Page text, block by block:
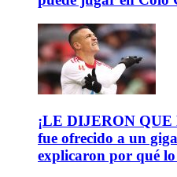
¡LE DIJERON QUE
fue ofrecido a un
explicaron por qué